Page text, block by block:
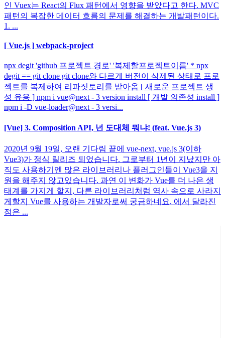
인 Vuex는 React의 Flux 패턴에서 영향을 받았다고 한다. MVC
패턴의 복잡한 데이터 흐름의 문제를 해결하는 개발패턴이다.
1. ...
[ Vue.js ] webpack-project
npx degit 'github 프로젝트 경로' '복제할프로젝트이름' * npx
degit == git clone git clone와 다르게 버전이 삭제된 상태로 프로
젝트를 복제하여 리파짓토리를 받아옴 [ 새로운 프로젝트 생
성 유용 ] npm i vue@next - 3 version install [ 개발 의존성 install ]
npm i -D vue-loader@next - 3 versi...
[Vue] 3. Composition API, 넌 도대체 뭐냐! (feat. Vue.js 3)
2020년 9월 19일, 오랜 기다림 끝에 vue-next, vue.js 3(이하
Vue3)가 정식 릴리즈 되었습니다. 그로부터 1년이 지났지만 아
직도 사용하기엔 많은 라이브러리나 플러그인들이 Vue3을 지
원을 해주지 않고있습니다. 과연 이 변화가 Vue를 더 나은 생
태계를 가지게 할지, 다른 라이브러리처럼 역사 속으로 사라지
게할지 Vue를 사용하는 개발자로써 궁금하네요. 에서 달라진
점은 ...